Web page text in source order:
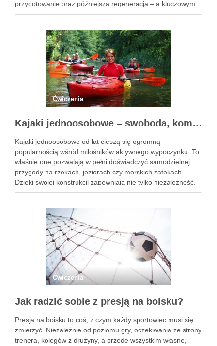
przygotowanie oraz późniejsza regeneracja – a kluczowym
elementem obu etapów jest nawodnienie połączone z
Ćwiczenia
Kajaki jednoosobowe – swoboda, komfort i pełna kontrola na wodzie
Kajaki jednoosobowe od lat cieszą się ogromną
popularnością wśród miłośników aktywnego wypoczynku. To
właśnie one pozwalają w pełni doświadczyć samodzielnej
przygody na rzekach, jeziorach czy morskich zatokach.
Dzięki swojej konstrukcji zapewniają nie tylko niezależność,
ale także dużą precyzję manewrowania i satysfakcję płynącą
Ćwiczenia
Jak radzić sobie z presją na boisku?
Presja na boisku to coś, z czym każdy sportowiec musi się
zmierzyć. Niezależnie od poziomu gry, oczekiwania ze strony
trenera, kolegów z drużyny, a przede wszystkim własne,